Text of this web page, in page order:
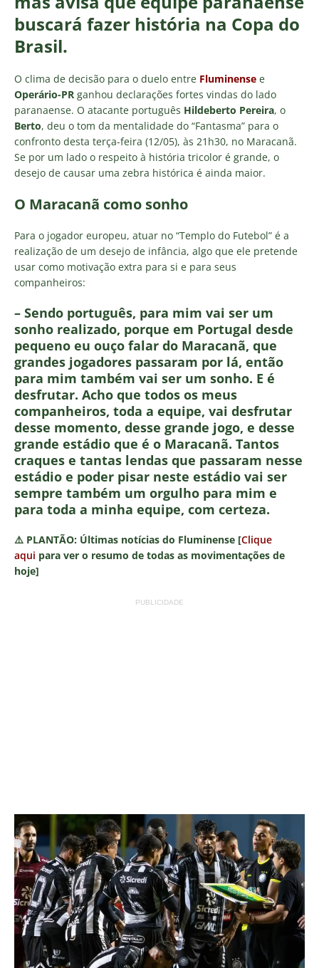
buscará fazer história na Copa do
Brasil.
O clima de decisão para o duelo entre Fluminense e
Operário-PR ganhou declarações fortes vindas do lado
paranaense. O atacante português Hildeberto Pereira, o
Berto, deu o tom da mentalidade do “Fantasma” para o
confronto desta terça-feira (12/05), às 21h30, no Maracanã.
Se por um lado o respeito à história tricolor é grande, o
desejo de causar uma zebra histórica é ainda maior.
O Maracanã como sonho
Para o jogador europeu, atuar no “Templo do Futebol” é a
realização de um desejo de infância, algo que ele pretende
usar como motivação extra para si e para seus
companheiros:
– Sendo português, para mim vai ser um
sonho realizado, porque em Portugal desde
pequeno eu ouço falar do Maracanã, que
grandes jogadores passaram por lá, então
para mim também vai ser um sonho. E é
desfrutar. Acho que todos os meus
companheiros, toda a equipe, vai desfrutar
desse momento, desse grande jogo, e desse
grande estádio que é o Maracanã. Tantos
craques e tantas lendas que passaram nesse
estádio e poder pisar neste estádio vai ser
sempre também um orgulho para mim e
para toda a minha equipe, com certeza.
⚠️ PLANTÃO: Últimas notícias do Fluminense [Clique
aqui para ver o resumo de todas as movimentações de
hoje]
PUBLICIDADE